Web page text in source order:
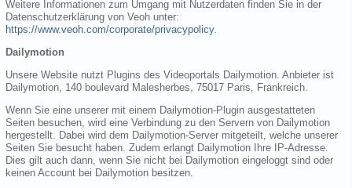
Weitere Informationen zum Umgang mit Nutzerdaten finden Sie in der
Datenschutzerklärung von Veoh unter:
https://www.veoh.com/corporate/privacypolicy.
Dailymotion
Unsere Website nutzt Plugins des Videoportals Dailymotion. Anbieter ist
Dailymotion, 140 boulevard Malesherbes, 75017 Paris, Frankreich.
Wenn Sie eine unserer mit einem Dailymotion-Plugin ausgestatteten
Seiten besuchen, wird eine Verbindung zu den Servern von Dailymotion
hergestellt. Dabei wird dem Dailymotion-Server mitgeteilt, welche unserer
Seiten Sie besucht haben. Zudem erlangt Dailymotion Ihre IP-Adresse.
Dies gilt auch dann, wenn Sie nicht bei Dailymotion eingeloggt sind oder
keinen Account bei Dailymotion besitzen.